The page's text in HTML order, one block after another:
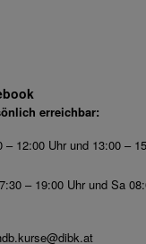
erreichbar:
– 12:00 Uhr und 13:00 –
– 19:00 Uhr und Sa